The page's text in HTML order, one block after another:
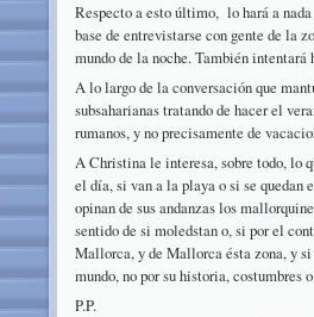
Respecto a esto último, lo hará a
base de entrevistarse con gente de la
mundo de la noche. También
A lo largo de la conversación que
subsaharianas tratando de hacer el
rumanos, y no precisamente de
A Christina le interesa, sobre todo, lo
el día, si van a la playa o si se quedan
opinan de sus andanzas los
sentido de si moledstan o, si por el
Mallorca, y de Mallorca ésta zona, y
mundo, no por su historia, costumbres
P.P.